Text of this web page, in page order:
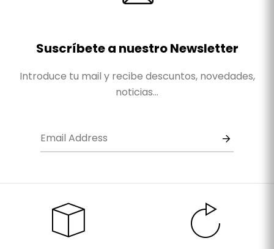
Suscríbete a nuestro Newsletter
Introduce tu mail y recibe descuntos, novedades,
noticias...